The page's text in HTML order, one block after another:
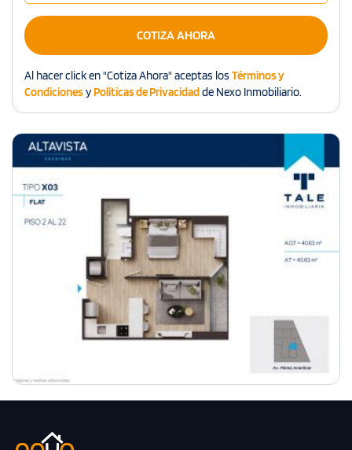
COTIZA AHORA
Al hacer click en "Cotiza Ahora" aceptas los Términos y
CondicionesyPolíticas de Privacidadde Nexo Inmobiliario.